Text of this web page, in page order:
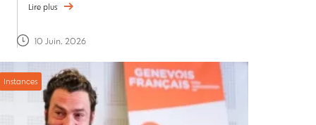
Lire plus
10 Juin. 2026
Instances